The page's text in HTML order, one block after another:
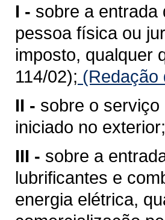
I - sobre a entrada
pessoa física ou
imposto, qualquer
114/02); (Redação
II - sobre o
iniciado no exterior;
III - sobre a
lubrificantes e
energia elétrica,